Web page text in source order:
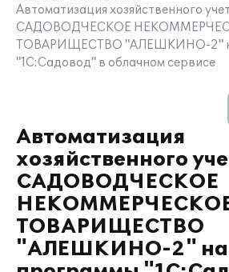
Автоматизация хозяйственного
САДОВОДЧЕСКОЕ
ТОВАРИЩЕСТВО "АЛЕШКИНО-2"
"1С:Садовод" в облачном сервисе
Автоматизация
хозяйственного
САДОВОДЧЕСКОЕ
ТОВАРИЩЕСТВО
"АЛЕШКИНО-2" на